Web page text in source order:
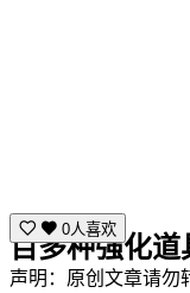
百多种强化道
0人喜欢
声明：原创文章请勿